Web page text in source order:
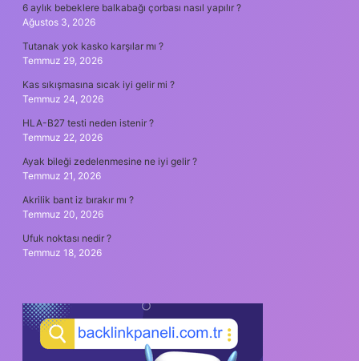
6 aylık bebeklere balkabağı çorbası nasıl yapılır ?
Ağustos 3, 2026
Tutanak yok kasko karşılar mı ?
Temmuz 29, 2026
Kas sıkışmasına sıcak iyi gelir mi ?
Temmuz 24, 2026
HLA-B27 testi neden istenir ?
Temmuz 22, 2026
Ayak bileği zedelenmesine ne iyi gelir ?
Temmuz 21, 2026
Akrilik bant iz bırakır mı ?
Temmuz 20, 2026
Ufuk noktası nedir ?
Temmuz 18, 2026